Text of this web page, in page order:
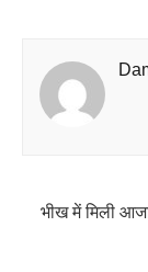
भीख में मिली